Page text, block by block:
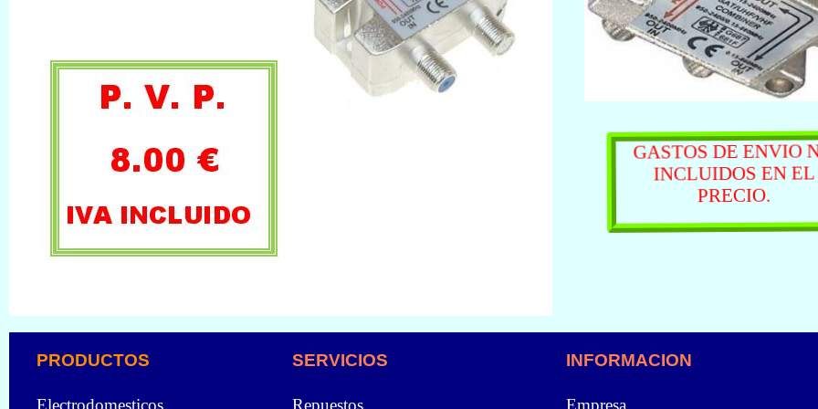
GASTOS DE ENVIO
INCLUIDOS EN EL
PRECIO.
Repuestos
Electrodomesticos Empresa
INFORMACION
PRODUCTOS SERVICIOS